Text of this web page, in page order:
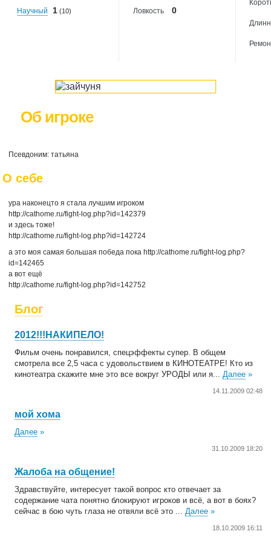
Научный 1 (10) Ловкость 0
Об игроке
Псевдоним: татьяна
О себе
ура наконецто я стала лучшим игроком
http://cathome.ru/fight-log.php?id=142379
и здесь тоже!
http://cathome.ru/fight-log.php?id=142724
а это моя самая большая победа пока http://cathome.ru/fight-log.php?
id=142465
а вот ещё
http://cathome.ru/fight-log.php?id=142752
Блог
2012!!!НАКИПЕЛО!
Фильм очень понравился, спецэффекты супер. В общем
смотрела все 2,5 часа с удовольствием в КИНОТЕАТРЕ! Кто из
кинотеатра скажите мне это все вокруг УРОДЫ или я...Далее »
14.11.2009 02:48
мой хома
Далее »
31.10.2009 18:20
Жалоба на общение!
Здравствуйте, интересует такой вопрос кто отвечает за
содержание чата понятно блокируют игроков и всё, а вот в боях?
сейчас в бою чуть глаза не отвяли всё это ...Далее »
18.10.2009 16:11